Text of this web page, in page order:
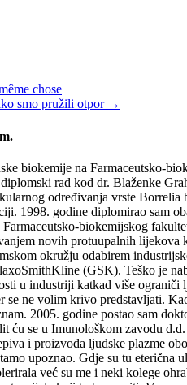
chose
smo pružili otpor →
biokemije na Farmaceutsko-
rad kod dr. Blaženke
određivanja vrste
1998. godine diplomirao sam
biokemijskog
novih protuupalnih lijekova
okružju odabirem
(GSK). Teško je
u industriji katkad više ograniči
se ne volim krivo predstavljati.
2005. godine postao sam
ću se u Imunološkom zavodu
i proizvoda ljudske plazme
upoznao. Gdje su tu eterična
već su me i neki kolege